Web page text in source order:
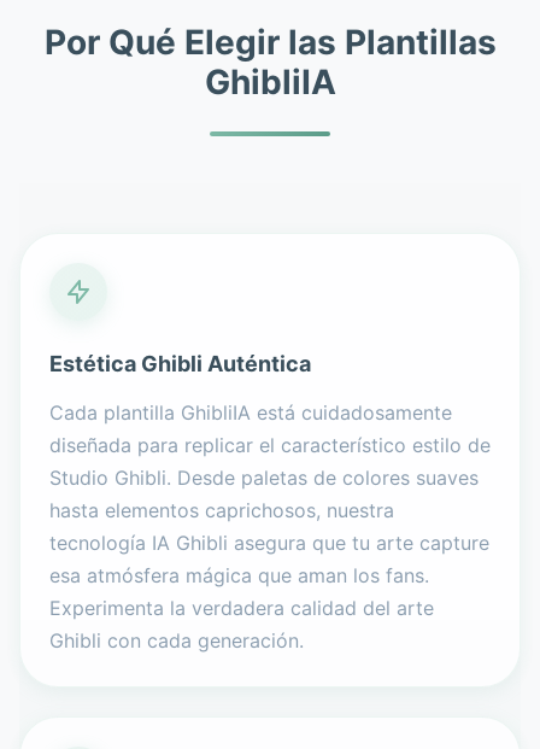
Por Qué Elegir las Plantillas
GhibliIA
Estética Ghibli Auténtica
Cada plantilla GhibliIA está cuidadosamente
diseñada para replicar el característico estilo de
Studio Ghibli. Desde paletas de colores suaves
hasta elementos caprichosos, nuestra
tecnología IA Ghibli asegura que tu arte capture
esa atmósfera mágica que aman los fans.
Experimenta la verdadera calidad del arte
Ghibli con cada generación.